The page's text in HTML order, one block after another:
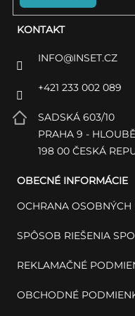
KONTAKT
INFO@INSET.CZ
+421 233 002 089
SADSKÁ 603/10
PRAHA 9 -
198 00 ČESKÁ
OBECNÉ INFORMÁCIE
OCHRANA
SPÔSOB RIEŠENIA
REKLAMAČNÉ
OBCHODNÉ